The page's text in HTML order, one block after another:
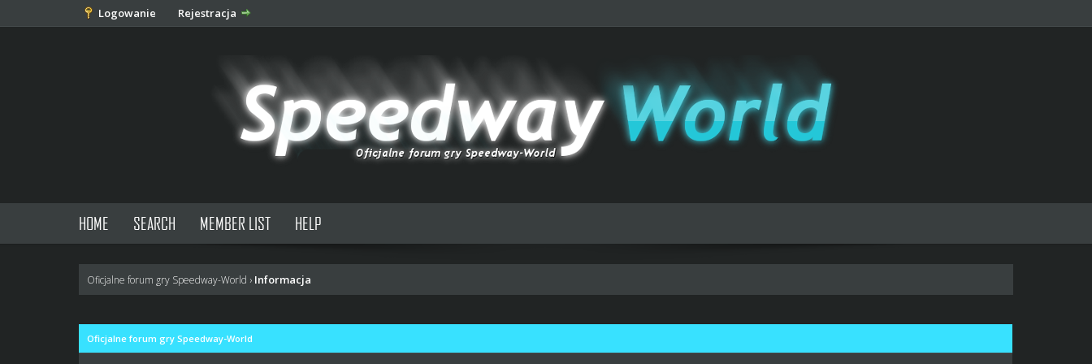
Logowanie Rejestracja
HOME SEARCH MEMBER LIST HELP
Oficjalne forum gry Speedway-World › Informacja
Oficjalne forum gry Speedway-World